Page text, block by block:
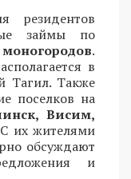
резидентов
займы по
.
в
Тагил. Также
поселков на
Висим,
их жителями
обсуждают
и